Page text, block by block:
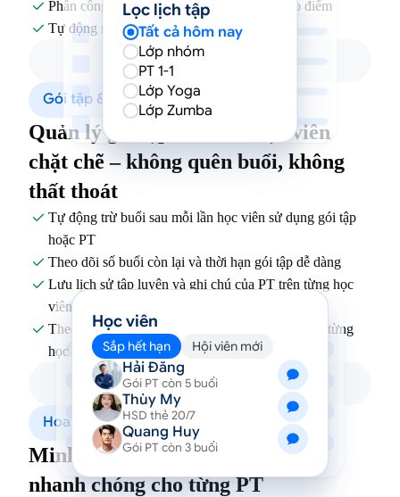
 Phân công PT theo ca – dễ điều phối giờ cao điểm
 Tự động nhắc lịch trước buổi tập
Lọc lịch tập
Tất cả hôm nay
Lớp nhóm
PT 1-1
Lớp Yoga
Lớp Zumba
Gói tập & Hồ sơ học viên
Quản lý gói tập và hồ sơ học viên
chặt chẽ – không quên buổi, không
thất thoát
 Tự động trừ buổi sau mỗi lần học viên sử dụng gói tập
hoặc PT
 Theo dõi số buổi còn lại và thời hạn gói tập dễ dàng
 Lưu lịch sử tập luyện và ghi chú của PT trên từng học
viên
 Theo dõi tiến độ tập luyện và số buổi còn lại trên từng
học viên
Học viên
Sắp hết hạn Hội viên mới
Hải Đăng
Gói PT còn 5 buổi
Thùy My
HSD thẻ 20/7
Quang Huy
Gói PT còn 3 buổi
Hoa hồng & Tính lương PT
Minh bạch hoa hồng, tính lương
nhanh chóng cho từng PT